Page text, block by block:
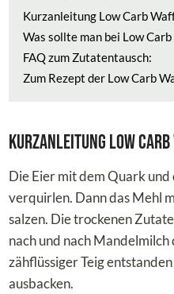
Kurzanleitung Low Carb
Was sollte man bei Low
FAQ zum Zutatentausch:
Zum Rezept der Low Carb
Kurzanleitung Low
Die Eier mit dem Quark und
verquirlen. Dann das Mehl
salzen. Die trockenen
nach und nach Mandelmilch
zähflüssiger Teig
ausbacken.